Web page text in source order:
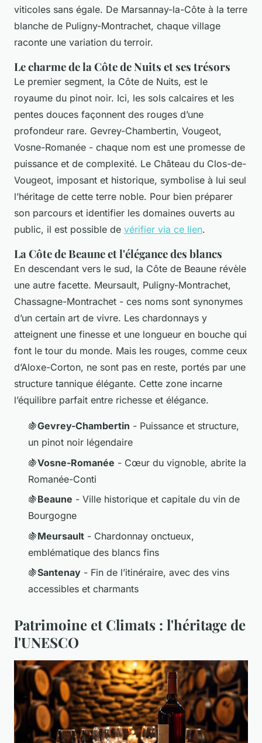
viticoles sans égale. De Marsannay-la-Côte à la terre
blanche de Puligny-Montrachet, chaque village
raconte une variation du terroir.
Le charme de la Côte de Nuits et ses trésors
Le premier segment, la Côte de Nuits, est le
royaume du pinot noir. Ici, les sols calcaires et les
pentes douces façonnent des rouges d’une
profondeur rare. Gevrey-Chambertin, Vougeot,
Vosne-Romanée - chaque nom est une promesse de
puissance et de complexité. Le Château du Clos-de-
Vougeot, imposant et historique, symbolise à lui seul
l’héritage de cette terre noble. Pour bien préparer
son parcours et identifier les domaines ouverts au
public, il est possible de vérifier via ce lien.
La Côte de Beaune et l'élégance des blancs
En descendant vers le sud, la Côte de Beaune révèle
une autre facette. Meursault, Puligny-Montrachet,
Chassagne-Montrachet - ces noms sont synonymes
d’un certain art de vivre. Les chardonnays y
atteignent une finesse et une longueur en bouche qui
font le tour du monde. Mais les rouges, comme ceux
d’Aloxe-Corton, ne sont pas en reste, portés par une
structure tannique élégante. Cette zone incarne
l’équilibre parfait entre richesse et élégance.
🍇Gevrey-Chambertin - Puissance et structure,
un pinot noir légendaire
🍇Vosne-Romanée - Cœur du vignoble, abrite la
Romanée-Conti
🍇Beaune - Ville historique et capitale du vin de
Bourgogne
🍇Meursault - Chardonnay onctueux,
emblématique des blancs fins
🍇Santenay - Fin de l’itinéraire, avec des vins
accessibles et charmants
Patrimoine et Climats : l'héritage de
l'UNESCO